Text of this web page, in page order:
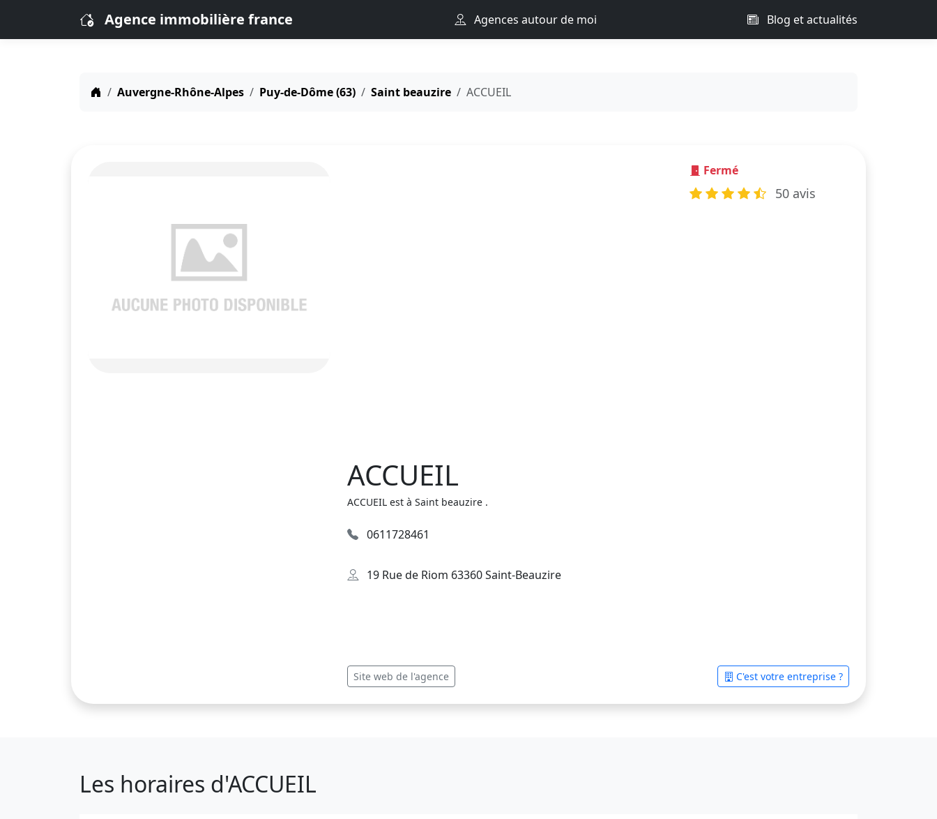
Agence immobilière france Agences autour de moi Blog et actualités
Auvergne-Rhône-Alpes Puy-de-Dôme (63) Saint beauzire ACCUEIL
Fermé
50 avis
ACCUEIL
ACCUEIL est à Saint beauzire .
0611728461
19 Rue de Riom 63360 Saint-Beauzire
Site web de l'agence C'est votre entreprise ?
Les horaires d'ACCUEIL